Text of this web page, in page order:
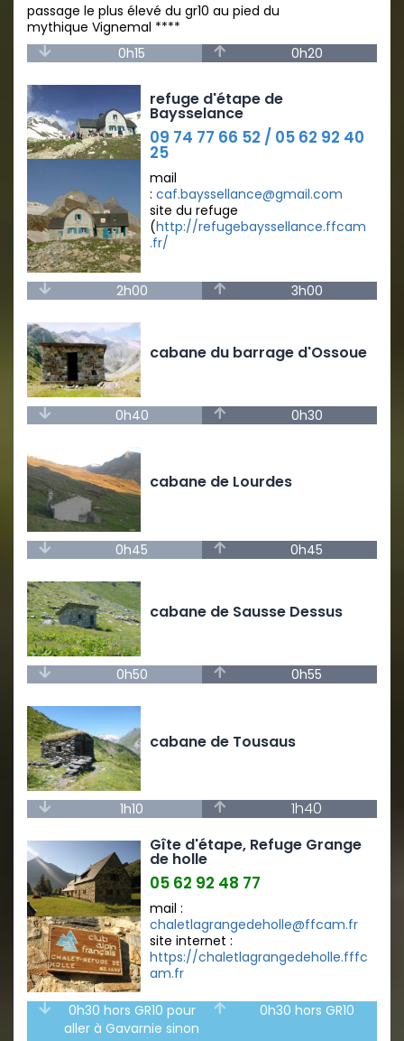
passage le plus élevé du gr10 au pied du
mythique Vignemal ****
0h15
0h20
refuge d'étape de
Baysselance
09 74 77 66 52 / 05 62 92 40
25
mail
: caf.bayssellance@gmail.com
site du refuge
(http://refugebayssellance.ffcam
.fr/
2h00 3h00
cabane du barrage d'Ossoue
0h40 0h30
cabane de Lourdes
0h45 0h45
cabane de Sausse Dessus
0h50 0h55
cabane de Tousaus
1h10
1h40
Gîte d'étape, Refuge Grange
de holle
05 62 92 48 77
mail :
chaletlagrangedeholle@ffcam.fr
site internet :
https://chaletlagrangedeholle.fffc
am.fr
0h30 hors GR10 pour
aller à Gavarnie sinon
0h30 hors GR10